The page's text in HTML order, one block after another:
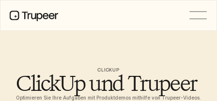
CLICKUP
ClickUp und Trupeer
Optimieren Sie Ihre Aufgaben mit Produktdemos mithilfe von Trupeer-Videos.
Übersetzung
Wissensdatenbank
KI-Avatare